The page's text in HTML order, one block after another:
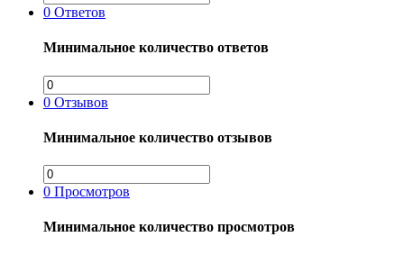
0 Ответов
Минимальное количество ответов
0 Отзывов
Минимальное количество отзывов
0 Просмотров
Минимальное количество просмотров